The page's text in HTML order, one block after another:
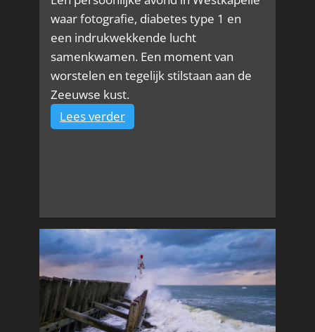
waar fotografie, diabetes type 1 en
een indrukwekkende lucht
samenkwamen. Een moment van
worstelen en tegelijk stilstaan aan de
Zeeuwse kust.
Lees verder:
Luctor